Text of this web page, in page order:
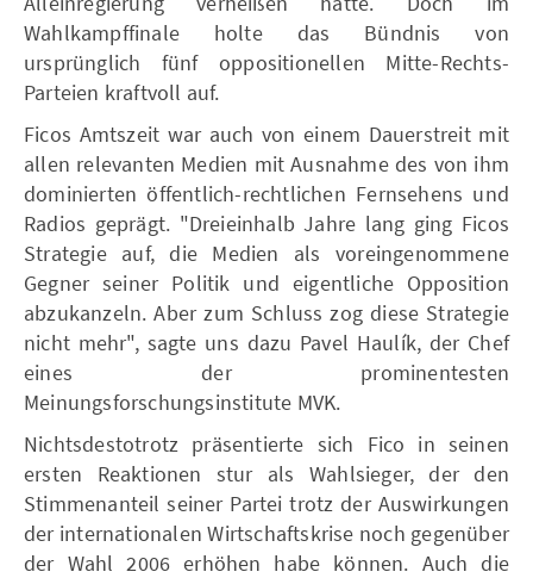
Wahlkampffinale holte das Bündnis von
ursprünglich fünf oppositionellen Mitte-Rechts-
Parteien kraftvoll auf.
Ficos Amtszeit war auch von einem Dauerstreit mit
allen relevanten Medien mit Ausnahme des von ihm
dominierten öffentlich-rechtlichen Fernsehens und
Radios geprägt. "Dreieinhalb Jahre lang ging Ficos
Strategie auf, die Medien als voreingenommene
Gegner seiner Politik und eigentliche Opposition
abzukanzeln. Aber zum Schluss zog diese Strategie
nicht mehr", sagte uns dazu Pavel Haulík, der Chef
eines der prominentesten
Meinungsforschungsinstitute MVK.
Nichtsdestotrotz präsentierte sich Fico in seinen
ersten Reaktionen stur als Wahlsieger, der den
Stimmenanteil seiner Partei trotz der Auswirkungen
der internationalen Wirtschaftskrise noch gegenüber
der Wahl 2006 erhöhen habe können. Auch die